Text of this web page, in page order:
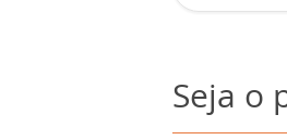
Seja o